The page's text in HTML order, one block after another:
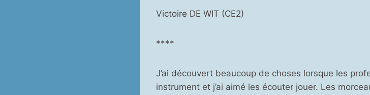
Victoire DE WIT (CE2)
****
J’ai découvert beaucoup de choses lorsque les
instrument et j’ai aimé les écouter jouer. Les